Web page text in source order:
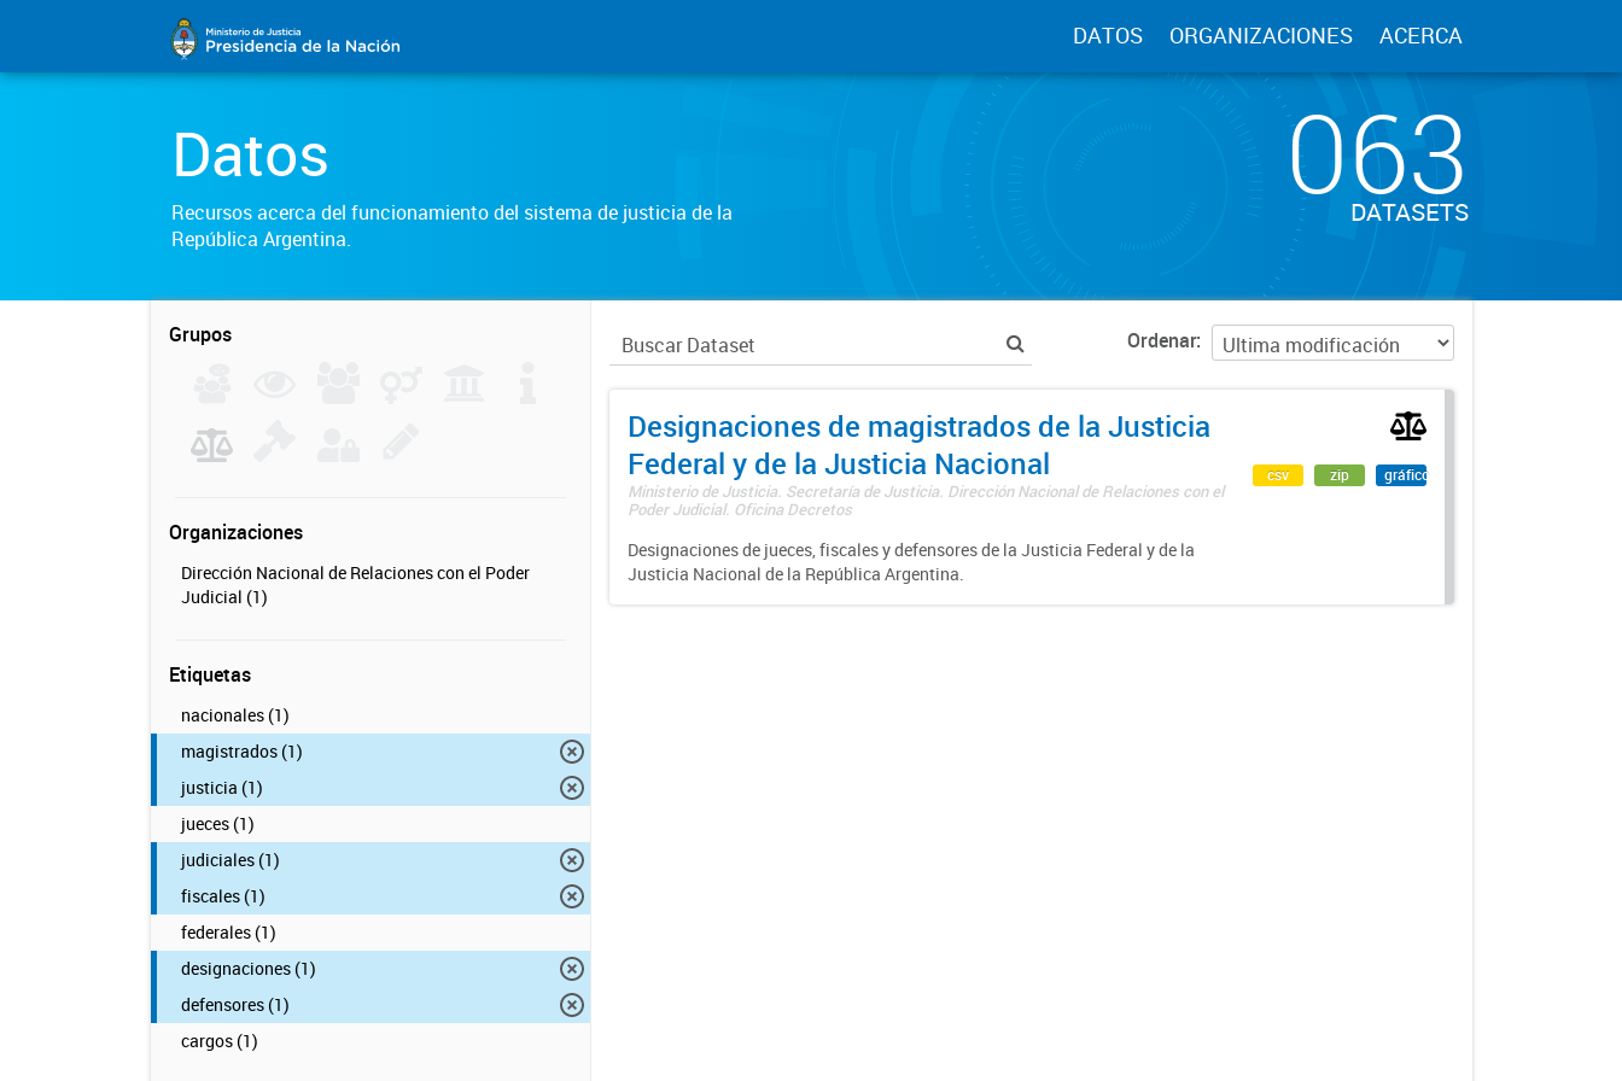
DATOS ORGANIZACIONES ACERCA
Datos
Recursos acerca del funcionamiento del sistema de justicia de la
República Argentina.
063
DATASETS
Grupos
Organizaciones
Dirección Nacional de Relaciones con el Poder
Judicial (1)
Etiquetas
nacionales (1)
magistrados (1)
justicia (1)
jueces (1)
judiciales (1)
fiscales (1)
federales (1)
designaciones (1)
defensores (1)
cargos (1)
Ordenar
Designaciones de magistrados de la Justicia
Federal y de la Justicia Nacional
Ministerio de Justicia. Secretaría de Justicia. Dirección Nacional de Relaciones con el
Poder Judicial. Oficina Decretos
Designaciones de jueces, fiscales y defensores de la Justicia Federal y de la
Justicia Nacional de la República Argentina.
csv zip gráfico